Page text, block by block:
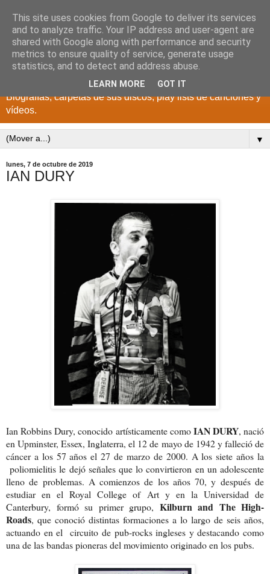
DISCOS PARA EL
RECUERDO
CANTANTES Y GRUPOS DE LOS AÑOS 1950 a 2022.
Biografías, carpetas de sus discos, play lists de canciones y
vídeos.
▼
lunes, 7 de octubre de 2019
IAN DURY
Ian Robbins Dury, conocido artísticamente comoIAN DURY, nació
en Upminster, Essex, Inglaterra, el 12 de mayo de 1942 y falleció de
cáncer a los 57 años el 27 de marzo de 2000. A los siete años la
poliomielitis le dejó señales que lo convirtieron en un adolescente
lleno de problemas. A comienzos de los años 70, y después de
estudiar en el Royal College of Art y en la Universidad de
Canterbury, formó su primer grupo, Kilburn and The High-
Roads, que conoció distintas formaciones a lo largo de seis años,
actuando en el circuito de pub-rocks ingleses y destacando como
una de las bandas pioneras del movimiento originado en los pubs.
This site uses cookies from Google to deliver its services
and to analyze traffic. Your IP address and user-agent are
shared with Google along with performance and security
metrics to ensure quality of service, generate usage
statistics, and to detect and address abuse.
LEARN MORE GOT IT